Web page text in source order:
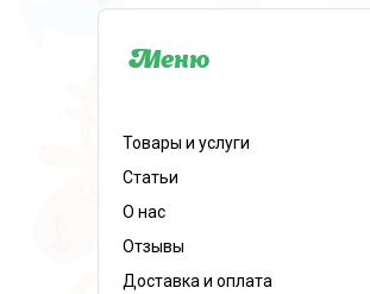
Товары и услуги
Статьи
О нас
Отзывы
Доставка и оплата